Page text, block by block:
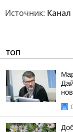
Источник:
ТОП